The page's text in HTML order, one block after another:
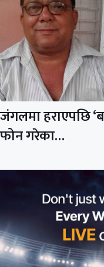
जंगलमा हराएपछि
फोन गरेका…